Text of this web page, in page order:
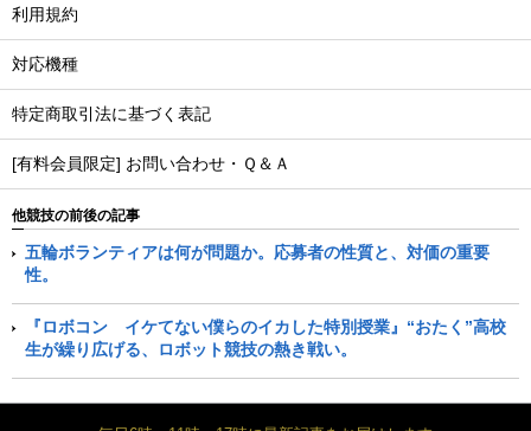
利用規約
対応機種
特定商取引法に基づく表記
[有料会員限定] お問い合わせ・Ｑ＆Ａ
他競技の前後の記事
五輪ボランティアは何が問題か。応募者の性質と、対価の重要
性。
『ロボコン イケてない僕らのイカした特別授業』“おたく”高校
生が繰り広げる、ロボット競技の熱き戦い。